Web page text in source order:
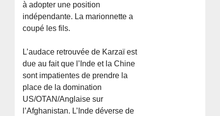
à adopter une position
indépendante. La marionnette a
coupé les fils.
L’audace retrouvée de Karzaï est
due au fait que l’Inde et la Chine
sont impatientes de prendre la
place de la domination
US/OTAN/Anglaise sur
l’Afghanistan. L’Inde déverse de